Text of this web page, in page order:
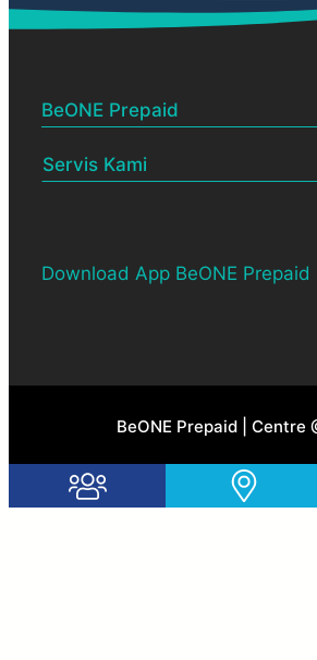
BeONE Prepaid
BeONE Official Centre
Servis Kami
Download App BeONE Prepaid
BeONE Prepaid | Centre